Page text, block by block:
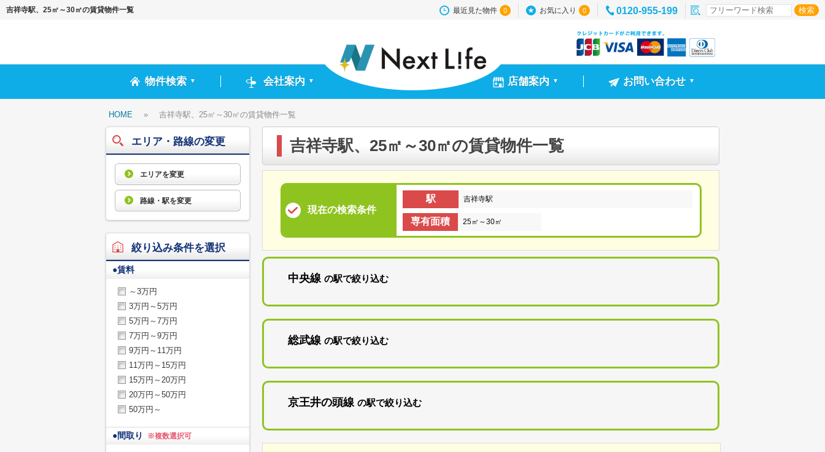
吉祥寺駅、25㎡～30㎡の賃貸物件一覧 最近見た物件 0 お気に入り 0 0120-955-199
物件検索 ▼ 会社案内 ▼ 店舗案内 ▼ お問い合わせ ▼
HOME » 吉祥寺駅、25㎡～30㎡の賃貸物件一覧
吉祥寺駅、25㎡～30㎡の賃貸物件一覧
現在の検索条件
駅 吉祥寺駅
専有面積 25㎡～30㎡
中央線 の駅で絞り込む
総武線 の駅で絞り込む
京王井の頭線 の駅で絞り込む
エリア・路線の変更
エリアを変更
路線・駅を変更
絞り込み条件を選択
●賃料
～3万円
3万円～5万円
5万円～7万円
7万円～9万円
9万円～11万円
11万円～15万円
15万円～20万円
20万円～50万円
50万円～
●間取り ※複数選択可